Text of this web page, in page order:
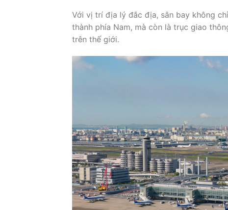
Với vị trí địa lý đắc địa, sân bay không
thành phía Nam, mà còn là trục giao
trên thế giới.